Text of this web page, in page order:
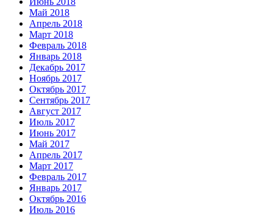
Май 2018
Апрель 2018
Март 2018
Февраль 2018
Январь 2018
Декабрь 2017
Ноябрь 2017
Октябрь 2017
Сентябрь 2017
Август 2017
Июль 2017
Июнь 2017
Май 2017
Апрель 2017
Март 2017
Февраль 2017
Январь 2017
Октябрь 2016
Июль 2016